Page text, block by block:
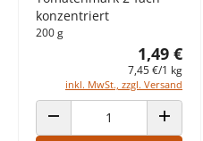
konzentriert
200 g
1,49 €
7,45 €/1 kg
inkl. MwSt., zzgl. Versand
ANZAHL VERRINGERN